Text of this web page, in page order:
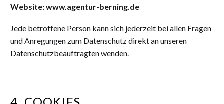
Website: www.agentur-berning.de
Jede betroffene Person kann sich jederzeit bei allen Fragen
und Anregungen zum Datenschutz direkt an unseren
Datenschutzbeauftragten wenden.